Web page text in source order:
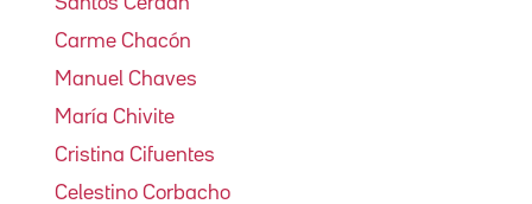
Carme Chacón
Manuel Chaves
María Chivite
Cristina Cifuentes
Celestino Corbacho